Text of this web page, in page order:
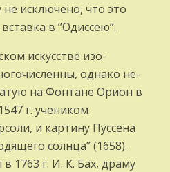
ис­ключено, что это
в ’’Одиссею”.
искусстве изо­
однако не­
на Фонтане Орион в
г. учеником
и картину Пуссена
со­лнца” (1658).
в 1763 г. И. К. Бах, драму